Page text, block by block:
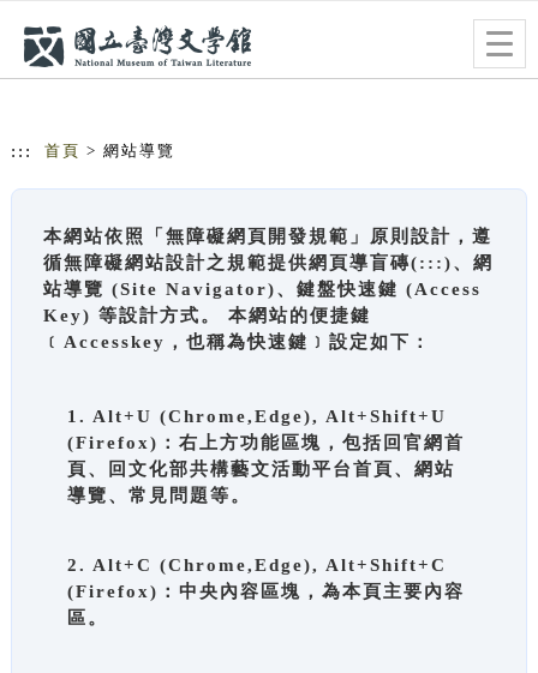
::: 首頁 > 網站導覽
本網站依照「無障礙網頁開發規範」原則設計，遵
循無障礙網站設計之規範提供網頁導盲磚(:::)、網
站導覽 (Site Navigator)、鍵盤快速鍵 (Access
Key) 等設計方式。 本網站的便捷鍵
﹝Accesskey，也稱為快速鍵﹞設定如下：
1. Alt+U (Chrome,Edge), Alt+Shift+U
(Firefox)：右上方功能區塊，包括回官網首
頁、回文化部共構藝文活動平台首頁、網站
導覽、常見問題等。
2. Alt+C (Chrome,Edge), Alt+Shift+C
(Firefox)：中央內容區塊，為本頁主要內容
區。